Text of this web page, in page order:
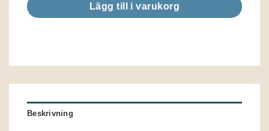
Lägg till i varukorg
Beskrivning